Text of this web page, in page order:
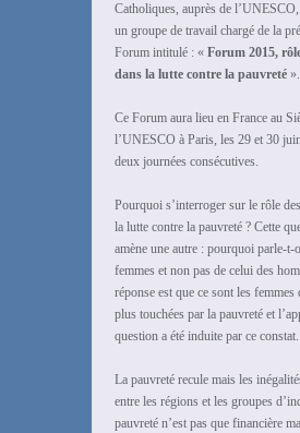
Catholiques, auprès de
un groupe de travail chargé de la
Forum intitulé : « Forum 2015,
dans la lutte contre la pauvreté ».
Ce Forum aura lieu en France au
l’UNESCO à Paris, les 29 et 30
deux journées consécutives.
Pourquoi s’interroger sur le rôle
la lutte contre la pauvreté ? Cette
amène une autre : pourquoi parle-t-
femmes et non pas de celui des
réponse est que ce sont les femmes
plus touchées par la pauvreté et
question a été induite par ce constat.
La pauvreté recule mais les
entre les régions et les groupes
pauvreté n’est pas que financière